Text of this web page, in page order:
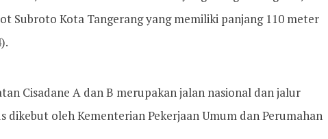
Subroto Kota Tangerang yang memiliki panjang 110 meter
Cisadane A dan B merupakan jalan nasional dan jalur
dikebut oleh Kementerian Pekerjaan Umum dan Perumahan